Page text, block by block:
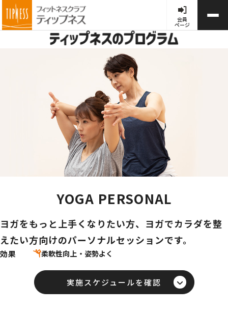
会員
ページ
YOGA PERSONAL
ヨガをもっと上手くなりたい方、ヨガでカラダを整
えたい方向けのパーソナルセッションです。
効果
実施スケジュールを確認